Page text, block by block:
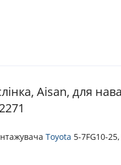
Aisan, для
Toyota 5-7FG10-